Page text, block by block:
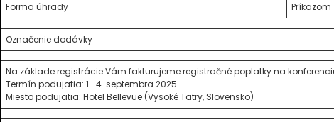
Forma úhrady
Príkazom
Označenie dodávky
Na základe registrácie Vám fakturujeme registračné poplatky na konferenciu
Termín podujatia: 1.-4. septembra 2025
Miesto podujatia: Hotel Bellevue (Vysoké Tatry, Slovensko)